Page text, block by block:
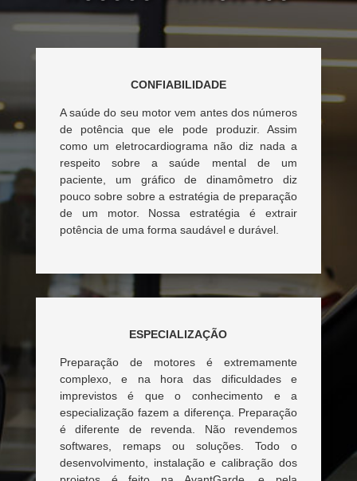
CONFIABILIDADE
A saúde do seu motor vem antes dos números
de potência que ele pode produzir. Assim
como um eletrocardiograma não diz nada a
respeito sobre a saúde mental de um
paciente, um gráfico de dinamômetro diz
pouco sobre sobre a estratégia de preparação
de um motor. Nossa estratégia é extrair
potência de uma forma saudável e durável.
ESPECIALIZAÇÃO
Preparação de motores é extremamente
complexo, e na hora das dificuldades e
imprevistos é que o conhecimento e a
especialização fazem a diferença. Preparação
é diferente de revenda. Não revendemos
softwares, remaps ou soluções. Todo o
desenvolvimento, instalação e calibração dos